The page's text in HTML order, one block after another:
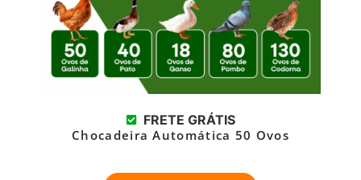
FRETE GRÁTIS
Chocadeira Automática 50 Ovos